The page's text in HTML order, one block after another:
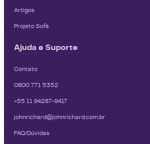
Artigos
Projeto Sofá
Ajuda e Suporte
Contato
0800 771 5352
+55 11 94287-9417
johnrichard@johnrichard.com.br
FAQ/Dúvidas